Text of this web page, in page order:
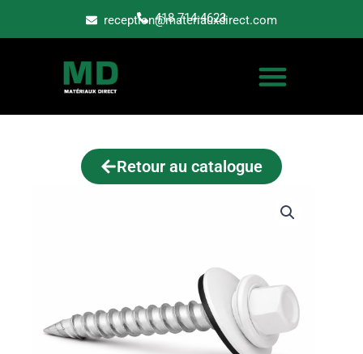
418 714-4623
reception@materiauxdirect.com
Retour au catalogue